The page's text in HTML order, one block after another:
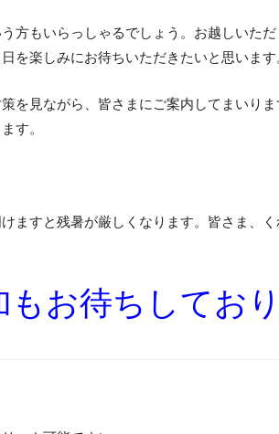
方もいらっしゃるでしょう。お越しいた
を楽しみにお待ちいただきたいと思います
を見ながら、皆さまにご案内してまいり
す。
ますと残暑が厳しくなります。皆さま、
お待ちしてお